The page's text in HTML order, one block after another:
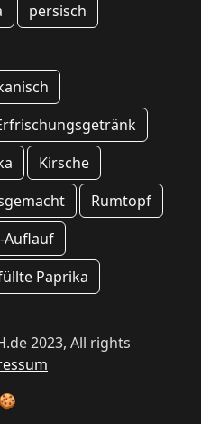
persisch
Kirsche
Rumtopf
Auflauf
Paprika
2023, All rights